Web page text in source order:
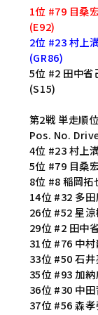
1位 #79 目桑
(E92)
2位 #23 村
(GR86)
5位 #2 田中省
(S15)
第2戦 単走順位
Pos. No.
4位 #23 村上
5位 #79 目桑
8位 #8 稲岡拓
14位 #32 多
26位 #52 星
29位 #2 田中
31位 #76 中
33位 #50 石
35位 #93 加
36位 #30 中
37位 #56 森